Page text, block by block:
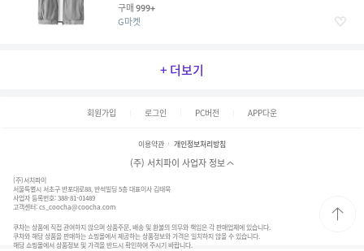
구매 999+
G마켓
+ 더보기
회원가입 로그인 PC버전 APP다운
이용약관 개인정보처리방침
(주) 서치파이 사업자 정보
(주)서치파이
서울특별시 서초구 반포대로88, 반석빌딩 5층 대표이사 김태묵
사업자 등록번호: 388-81-01489
고객센터:cs_coocha@coocha.com
쿠차는 상품에 직접 관여하지 않으며 상품주문, 배송 및 환불의 의무와 책임은 각 판매업체에 있습니다.
쿠차와 해당 상품을 판매하는 쇼핑몰에서 제공하는 상품정보와 가격은 일치하지 않을 수 있습니다.
해당 쇼핑몰에서 상품정보 및 가격을 반드시 확인하여 주시기 바랍니다.